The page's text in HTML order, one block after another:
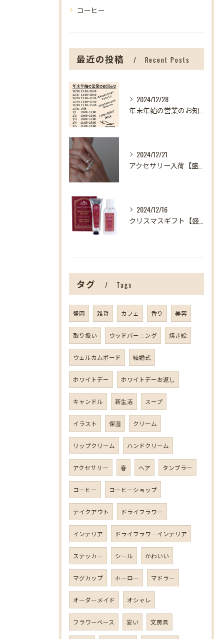
コーヒー
最近の投稿 Recent Posts
2024/12/28
年末年始の営業のお知らせ【盛岡の雑貨屋】
2024/12/21
アクセサリー入荷【盛岡の雑貨屋】
2024/12/16
クリスマスギフト【盛岡の雑貨屋】
タグ Tags
盛岡 雑貨 カフェ 香り 美容
取り扱い ウッドバーニング 焼き絵
ウェルカムボード 結婚式
ホワイトデー ホワイトデーお返し
キャンドル 新生活 スープ
イラスト 保湿 クリーム
リップクリーム ハンドクリーム
アクセサリー 春 ヘア タンブラー
コーヒー コーヒーショップ
テイクアウト ドライフラワー
インテリア ドライフラワーインテリア
ステッカー シール かわいい
マグカップ ホーロー マドラー
オーダーメイド オシャレ
フラワーベース 安い 文房具